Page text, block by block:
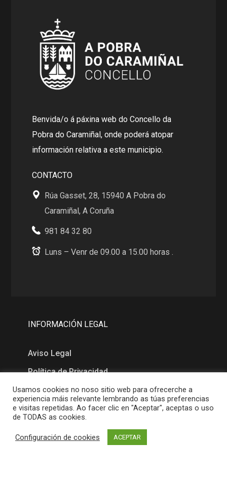
Benvida/o á páxina web do Concello da
Pobra do Caramiñal, onde poderá atopar
información relativa a este municipio.
CONTACTO
Rúa Gasset, 28, 15940 A Pobra do
Caramiñal, A Coruña
981 84 32 80
Luns – Venr de 09.00 a 15.00 horas .
INFORMACIÓN LEGAL
Aviso Legal
Política de Privacidad
Política de Cookies
MAPA
Usamos cookies no noso sitio web para ofrecerche a
experiencia máis relevante lembrando as túas preferencias
e visitas repetidas. Ao facer clic en "Aceptar", aceptas o uso
de TODAS as cookies.
Configuración de cookies ACEPTAR